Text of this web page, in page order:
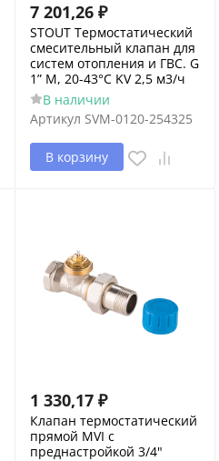
7 201,26 ₽
STOUT Термостатический
смесительный клапан для
систем отопления и ГВС. G
1” M, 20-43°С KV 2,5 м3/ч
В наличии
Артикул SVM-0120-254325
В корзину
1 330,17 ₽
Клапан термостатический
прямой MVI с
преднастройкой 3/4"